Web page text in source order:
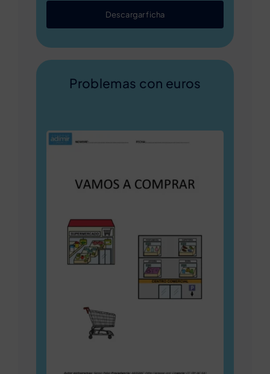
Descargar ficha
Problemas con euros